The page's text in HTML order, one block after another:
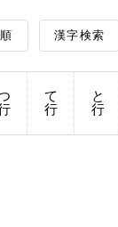
漢字検索
て
行
と
行